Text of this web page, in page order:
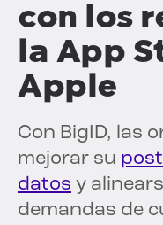
con los
la App
Apple
Con BigID, las
mejorar su
datos y
demandas de